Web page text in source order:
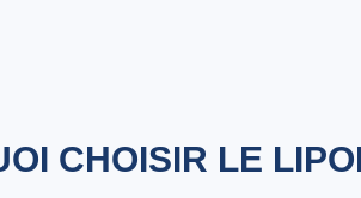
CHOISIR LE